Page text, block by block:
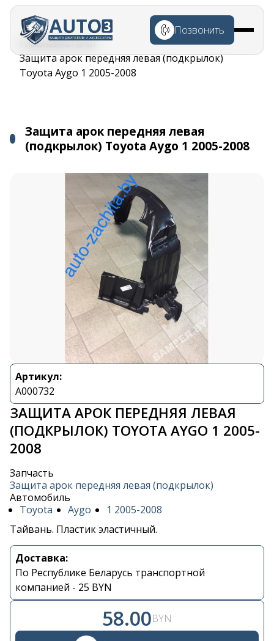
Перейти к
основному
содержанию
Позвонить
Строка
навигации
ГлавнаяКаталог
Защита арок передняя левая (подкрылок)
Toyota Aygo 1 2005-2008
Защита арок передняя левая
(подкрылок) Toyota Aygo 1 2005-2008
Артикул:
A000732
ЗАЩИТА АРОК ПЕРЕДНЯЯ ЛЕВАЯ
(ПОДКРЫЛОК) TOYOTA AYGO 1 2005-
2008
Запчасть
Защита арок передняя левая (подкрылок)
Автомобиль
Toyota
Aygo
1 2005-2008
Тайвань. Пластик эластичный.
Доставка:
По Республике Беларусь транспортной
компанией - 25 BYN
58.00BYN
Контакты
+375 29 870 15 80